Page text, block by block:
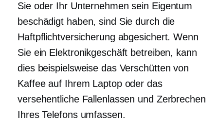
Sie oder Ihr Unternehmen sein Eigentum
beschädigt haben, sind Sie durch die
Haftpflichtversicherung abgesichert. Wenn
Sie ein Elektronikgeschäft betreiben, kann
dies beispielsweise das Verschütten von
Kaffee auf Ihrem Laptop oder das
versehentliche Fallenlassen und Zerbrechen
Ihres Telefons umfassen.